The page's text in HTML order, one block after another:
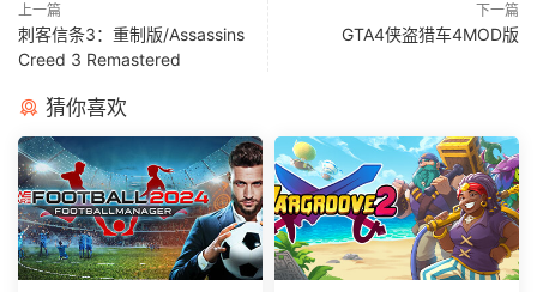
上一篇
刺客信条3：重制版/Assassins
Creed 3 Remastered
下一篇
GTA4侠盗猎车4MOD版
猜你喜欢